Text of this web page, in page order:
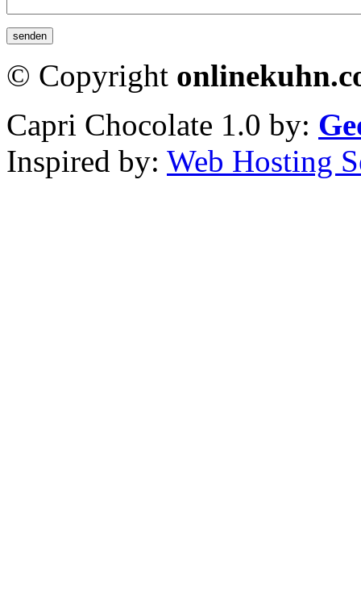
© Copyright
Capri Chocolate 1.0 by:
Inspired by: Web Hosting